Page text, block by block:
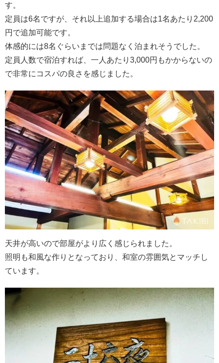
す。
定員は6名ですが、それ以上追加する場合は1名あたり2,200
円で追加可能です。
体感的には8名ぐらいまでは問題なく泊まれそうでした。
定員人数で宿泊すれば、一人あたり3,000円もかからないの
で非常にコスパの良さを感じました。
天井が高いので部屋がより広く感じられました。
照明も和風な作りとなっており、和室の雰囲気とマッチし
ています。